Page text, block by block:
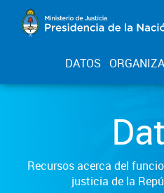
DATOS
Recursos acerca del
justicia de la